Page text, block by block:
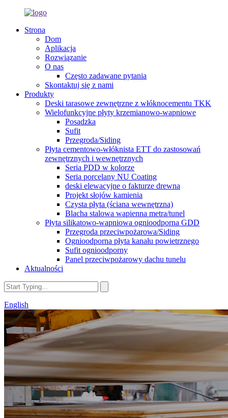
Strona
Dom
Aplikacja
Rozwiązanie
O nas
Często zadawane pytania
Skontaktuj się z nami
Produkty
Deski tarasowe zewnętrzne z włóknocementu TKK
Wielofunkcyjne płyty krzemianowo-wapniowe
Posadzka
Sufit
Przegroda/Siding
Płyta cementowo-włóknista ETT do zastosowań
zewnętrznych i wewnętrznych
Seria PDD w kolorze
Seria porcelany NU Coating
deski elewacyjne o fakturze drewna
Projekt słojów kamienia
Czysta płyta (ściana wewnętrzna)
Blacha stalowa wapienna metra/tunel
Płyta silikatowo-wapniowa ognioodporna GDD
Przegroda przeciwpożarowa/Siding
Ognioodporna płyta kanału powietrznego
Sufit ognioodporny
Panel przeciwpożarowy dachu tunelu
Aktualności
English